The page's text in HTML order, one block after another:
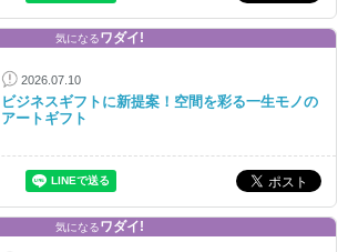
気になるワダイ!
2026.07.10
ビジネスギフトに新提案！空間を彩る一生モノの
アートギフト
気になるワダイ!